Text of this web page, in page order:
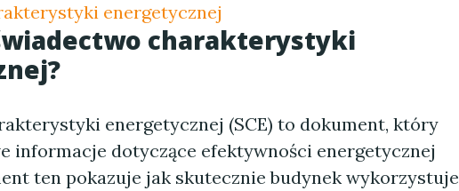
energetycznej
charakterystyki
energetycznej (SCE) to dokument, który
informacje dotyczące efektywności energetycznej
ten pokazuje jak skutecznie budynek wykorzystuje